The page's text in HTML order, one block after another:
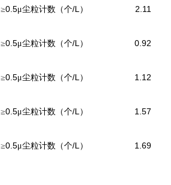
≥0.5μ尘粒计数（个/L ） 2.11
≥0.5μ尘粒计数（个/L ） 0.92
≥0.5μ尘粒计数（个/L ） 1.12
≥0.5μ尘粒计数（个/L ） 1.57
≥0.5μ尘粒计数（个/L ） 1.69